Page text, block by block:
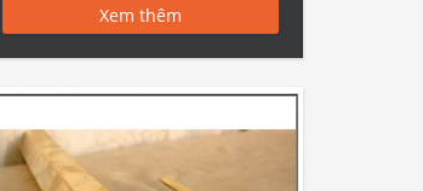
Hexagon Brass Tubes Nhà sản xuất
Trung Quốc Nhà sản xuất: Ống đồng
[…]
Xem thêm